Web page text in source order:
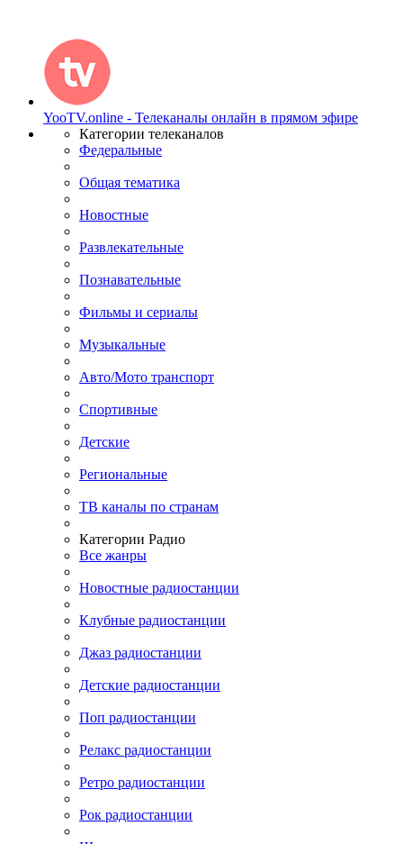
YooTV.online - Телеканалы онлайн в прямом эфире
Категории телеканалов
Федеральные
Общая тематика
Новостные
Развлекательные
Познавательные
Фильмы и сериалы
Музыкальные
Авто/Мото транспорт
Спортивные
Детские
Региональные
ТВ каналы по странам
Категории Радио
Все жанры
Новостные радиостанции
Клубные радиостанции
Джаз радиостанции
Детские радиостанции
Поп радиостанции
Релакс радиостанции
Ретро радиостанции
Рок радиостанции